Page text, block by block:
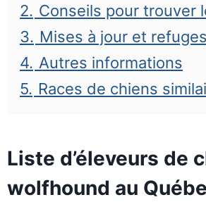
2. Conseils pour trouver
3. Mises à jour et refuges
4. Autres informations
5. Races de chiens
Liste d’éleveurs de
wolfhound au